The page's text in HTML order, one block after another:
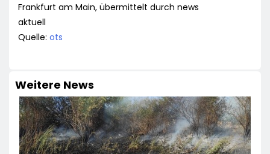
Frankfurt am Main, übermittelt durch news
aktuell
Quelle: ots
Weitere News